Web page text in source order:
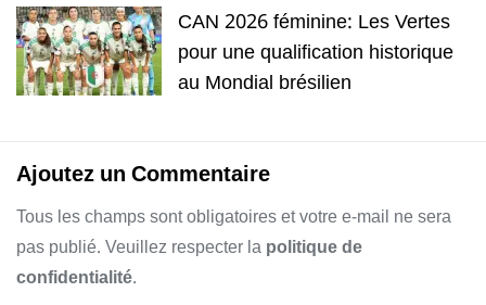
CAN 2026 féminine: Les Vertes
pour une qualification historique
au Mondial brésilien
Ajoutez un Commentaire
Tous les champs sont obligatoires et votre e-mail ne sera
pas publié. Veuillez respecter lapolitique de
confidentialité.